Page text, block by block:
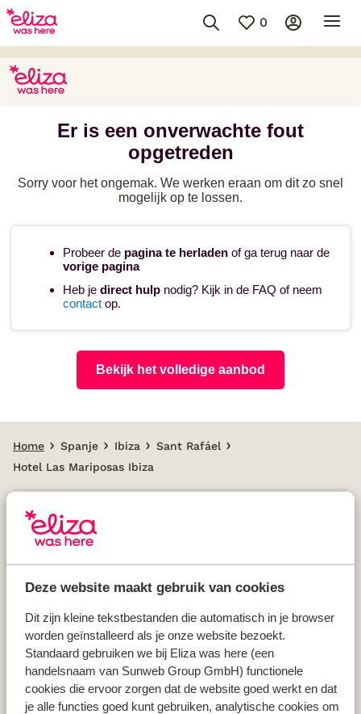
Deze website maakt gebruik van cookies
Dit zijn kleine tekstbestanden die automatisch in je browser
worden geïnstalleerd als je onze website bezoekt.
Standaard gebruiken we bij Eliza was here (een
handelsnaam van Sunweb Group GmbH) functionele
cookies die ervoor zorgen dat de website goed werkt en dat
je alle functies goed kunt gebruiken, analytische cookies om
0
Er is een onverwachte fout
opgetreden
Sorry voor het ongemak. We werken eraan om dit zo snel
mogelijk op te lossen.
Probeer de pagina te herladen of ga terug naar de
vorige pagina
Heb je direct hulp nodig? Kijk in de FAQ of neem
contact op.
Bekijk het volledige aanbod
Home Spanje Ibiza
Sant Rafáel
Hotel Las Mariposas Ibiza
Vakantie Griekenland
Vakantie Spanje
Vakantie Italië
Vakantie Portugal
Populaire regio's